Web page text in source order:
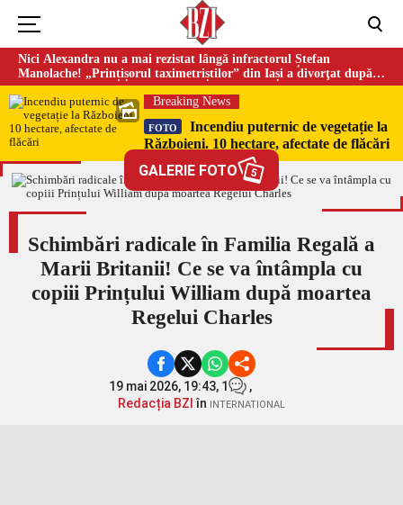
Nici Alexandra nu a mai rezistat lângă infractorul Ștefan
Manolache! „Prințișorul taximetriștilor” din Iași a divorţat după
doi ani de căsnicie
Breaking News
FOTO
Incendiu puternic de vegetație la
Războieni. 10 hectare, afectate de flăcări
GALERIE FOTO 5
Schimbări radicale în Familia Regală a
Marii Britanii! Ce se va întâmpla cu
copiii Prințului William după moartea
Regelui Charles
19 mai 2026, 19:43, 1
,
Redacția BZI în INTERNATIONAL